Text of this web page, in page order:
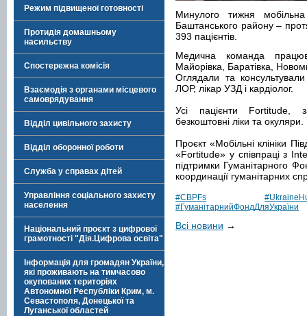
Режим підвищеної готовності
Протидія домашньому
насильству
Спостережна комісія
Взаємодія з органами місцевого
самоврядування
Відділ цивільного захисту
Відділ оборонної роботи
Служба у справах дітей
Управління соціального захисту
населення
Національний проєкт з цифрової
грамотності "Дія.Цифрова освіта"
Інформація для громадян України,
які проживають на тимчасово
окупованих територіях
Автономної Республіки Крим, м.
Севастополя, Донецької та
Луганської областей
Минулого тижня мобільна
Баштанського району –
393 пацієнтів.
Медична команда
Майорівка, Баратівка,
Оглядали та
ЛОР, лікар УЗД і кардіолог.
Усі пацієнти Fortitude,
безкоштовні ліки та окуляри.
Проєкт «Мобільні клініки
«Fortitude» у співпраці з
підтримки Гуманітарного
координації гуманітарних
#CBPFs
#ГуманітарнийФондДляУкраїни
Всі новини →